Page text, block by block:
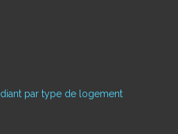
par type de logement